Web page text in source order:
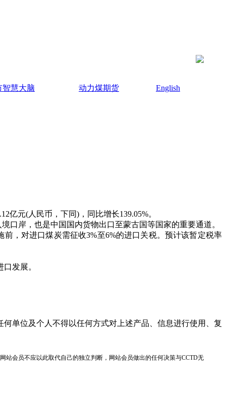
智慧大脑 动力煤期货
English
元(人民币，下同)，同比增长139.05%。
岸，也是中国国内货物出口至蒙古国等国家的重要通道。
，对进口煤炭需征收3%至6%的进口关税。预计该暂定税率
发展。
单位及个人不得以任何方式对上述产品、信息进行使用、复
站会员不应以此取代自己的独立判断，网站会员做出的任何决策与CCTD无